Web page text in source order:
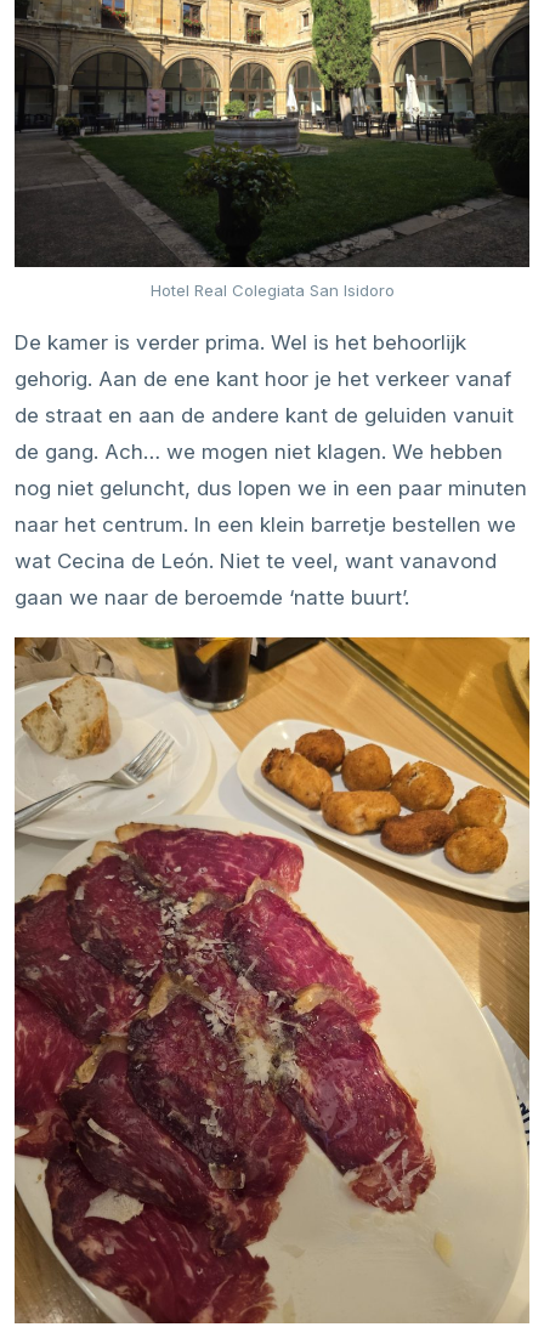
Hotel Real Colegiata San Isidoro
De kamer is verder prima. Wel is het behoorlijk
gehorig. Aan de ene kant hoor je het verkeer vanaf
de straat en aan de andere kant de geluiden vanuit
de gang. Ach… we mogen niet klagen. We hebben
nog niet geluncht, dus lopen we in een paar minuten
naar het centrum. In een klein barretje bestellen we
wat Cecina de León. Niet te veel, want vanavond
gaan we naar de beroemde ‘natte buurt’.